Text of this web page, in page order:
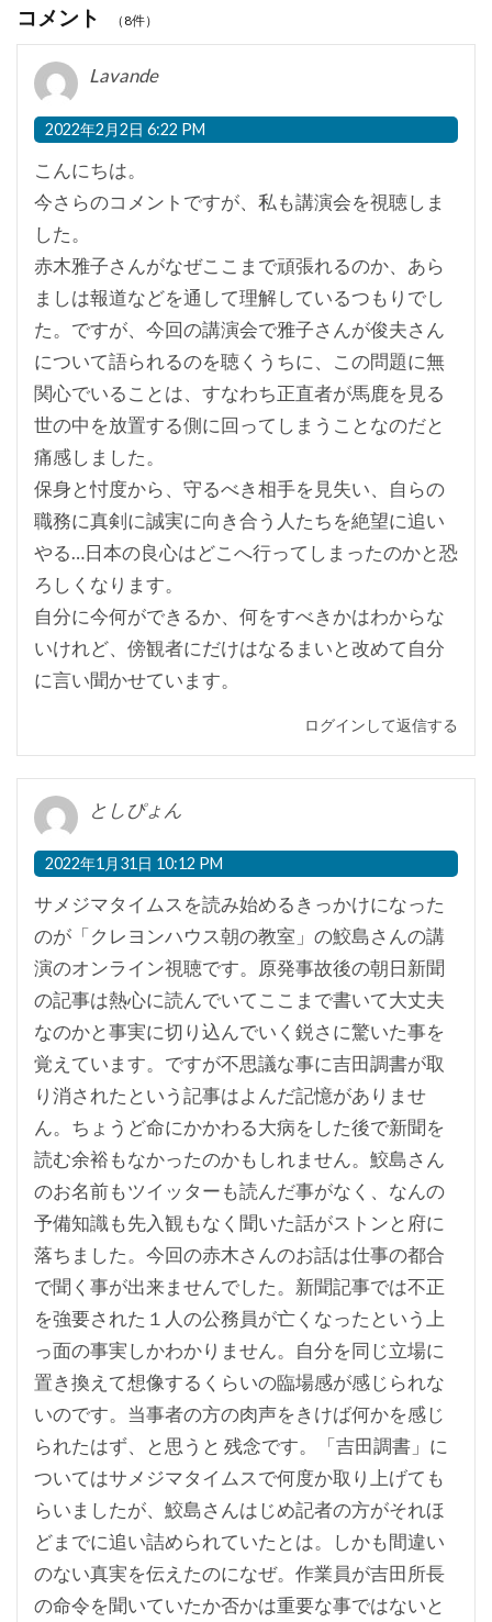
コメント （8件）
Lavande
2022年2月2日 6:22 PM
こんにちは。
今さらのコメントですが、私も講演会を視聴しま
した。
赤木雅子さんがなぜここまで頑張れるのか、あら
ましは報道などを通して理解しているつもりでし
た。ですが、今回の講演会で雅子さんが俊夫さん
について語られるのを聴くうちに、この問題に無
関心でいることは、すなわち正直者が馬鹿を見る
世の中を放置する側に回ってしまうことなのだと
痛感しました。
保身と忖度から、守るべき相手を見失い、自らの
職務に真剣に誠実に向き合う人たちを絶望に追い
やる…日本の良心はどこへ行ってしまったのかと恐
ろしくなります。
自分に今何ができるか、何をすべきかはわからな
いけれど、傍観者にだけはなるまいと改めて自分
に言い聞かせています。
ログインして返信する
としぴょん
2022年1月31日 10:12 PM
サメジマタイムスを読み始めるきっかけになった
のが「クレヨンハウス朝の教室」の鮫島さんの講
演のオンライン視聴です。原発事故後の朝日新聞
の記事は熱心に読んでいてここまで書いて大丈夫
なのかと事実に切り込んでいく鋭さに驚いた事を
覚えています。ですが不思議な事に吉田調書が取
り消されたという記事はよんだ記憶がありませ
ん。ちょうど命にかかわる大病をした後で新聞を
読む余裕もなかったのかもしれません。鮫島さん
のお名前もツイッターも読んだ事がなく、なんの
予備知識も先入観もなく聞いた話がストンと府に
落ちました。今回の赤木さんのお話は仕事の都合
で聞く事が出来ませんでした。新聞記事では不正
を強要された１人の公務員が亡くなったという上
っ面の事実しかわかりません。自分を同じ立場に
置き換えて想像するくらいの臨場感が感じられな
いのです。当事者の方の肉声をきけば何かを感じ
られたはず、と思うと 残念です。「吉田調書」に
ついてはサメジマタイムスで何度か取り上げても
らいましたが、鮫島さんはじめ記者の方がそれほ
どまでに追い詰められていたとは。しかも間違い
のない真実を伝えたのになぜ。作業員が吉田所長
の命令を聞いていたか否かは重要な事ではないと